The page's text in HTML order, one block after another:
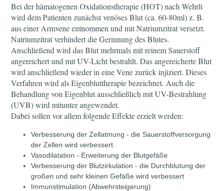
Bei der hämatogenen Oxidationstherapie (HOT) nach Wehrli
wird dem Patienten zunächst venöses Blut (ca. 60-80ml) z. B.
aus einer Armvene entnommen und mit Natriumzitrat versetzt.
Natriumzitrat verhindert die Gerinnung des Blutes.
Anschließend wird das Blut mehrmals mit reinem Sauerstoff
angereichert und mit UV-Licht bestrahlt. Das angereicherte Blut
wird anschließend wieder in eine Vene zurück injiziert. Dieses
Verfahren wird als Eigenbluttherapie bezeichnet. Auch die
Behandlung von Eigenblut ausschließlich mit UV-Bestrahlung
(UVB) wird mitunter angewendet.
Dabei sollen vor allem folgende Effekte erzielt werden:
Verbesserung der Zellatmung - die Sauerstoffversorgung
der Zellen wird verbessert.
Vasodilatation - Erweiterung der Blutgefäße
Verbesserung der Blutzirkulation - die Durchblutung der
großen und sehr kleinen Gefäße wird verbessert
Immunstimulation (Abwehrsteigerung)